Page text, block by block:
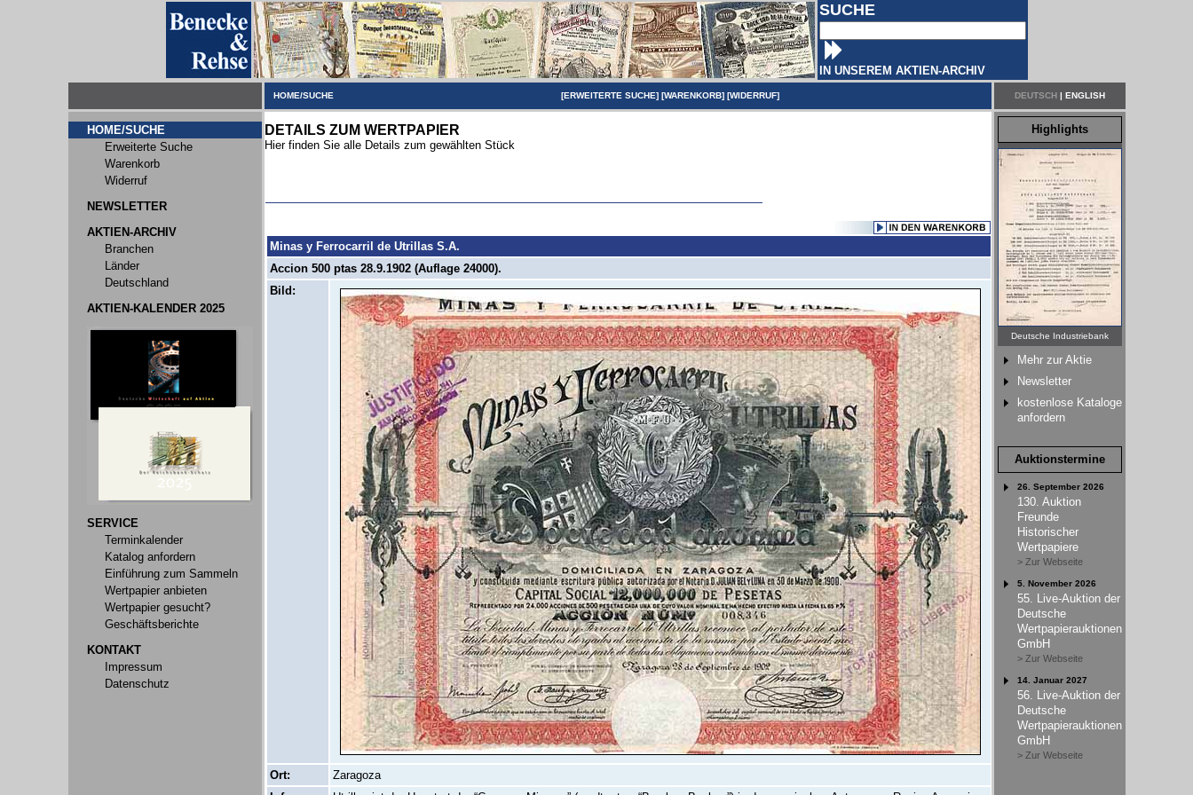
SUCHE
IN UNSEREM AKTIEN-ARCHIV
HOME/SUCHE [ERWEITERTE SUCHE] [WARENKORB] [WIDERRUF] DEUTSCH| ENGLISH
HOME/SUCHE
Erweiterte Suche
Warenkorb
Widerruf
NEWSLETTER
AKTIEN-ARCHIV
Branchen
Länder
Deutschland
AKTIEN-KALENDER 2025
SERVICE
Terminkalender
Katalog anfordern
Einführung zum Sammeln
Wertpapier anbieten
Wertpapier gesucht?
Geschäftsberichte
KONTAKT
Impressum
Datenschutz
DETAILS ZUM WERTPAPIER
Hier finden Sie alle Details zum gewählten Stück
Minas y Ferrocarril de Utrillas S.A.
Accion 500 ptas 28.9.1902 (Auflage 24000).
Bild:
Ort:
Zaragoza
Highlights
Deutsche Industriebank
Mehr zur Aktie
Newsletter
kostenlose Kataloge
anfordern
Auktionstermine
26. September 2026
130. Auktion
Freunde
Historischer
Wertpapiere
> Zur Webseite
5. November 2026
55. Live-Auktion der
Deutsche
Wertpapierauktionen
GmbH
> Zur Webseite
14. Januar 2027
56. Live-Auktion der
Deutsche
Wertpapierauktionen
GmbH
> Zur Webseite